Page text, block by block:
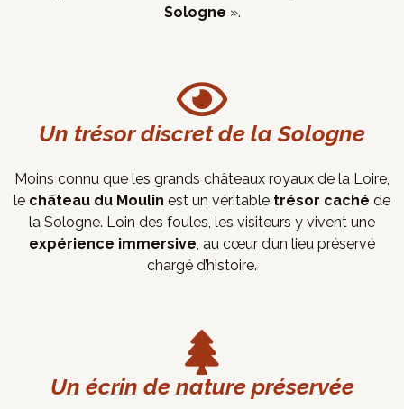
Sologne ».
Un trésor discret de la Sologne
Moins connu que les grands châteaux royaux de la Loire,
le château du Moulin est un véritable trésor caché de
la Sologne. Loin des foules, les visiteurs y vivent une
expérience immersive, au cœur d’un lieu préservé
chargé d’histoire.
Un écrin de nature préservée